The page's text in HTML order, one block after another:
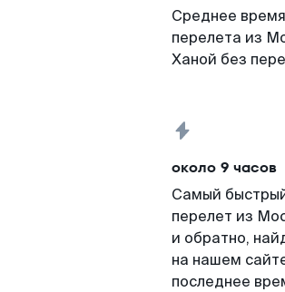
Среднее время
перелета из
Ханой без
около 9 часов
Самый
перелет из
и обратно,
на нашем
последнее